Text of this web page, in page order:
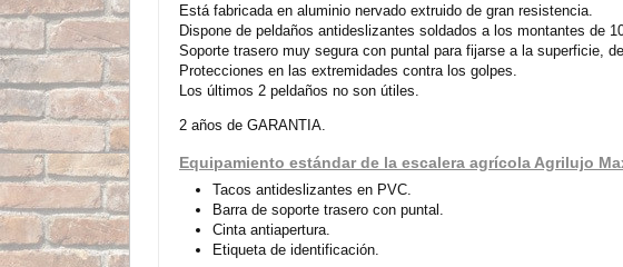
Está fabricada en aluminio nervado extruido de gran resistencia.
Dispone de peldaños antideslizantes soldados a los montantes de
Soporte trasero muy segura con puntal para fijarse a la superficie,
Protecciones en las extremidades contra los golpes.
Los últimos 2 peldaños no son útiles.
2 años de GARANTIA.
Equipamiento estándar de la escalera agrícola Agrilujo
Tacos antideslizantes en PVC.
Barra de soporte trasero con puntal.
Cinta antiapertura.
Etiqueta de identificación.